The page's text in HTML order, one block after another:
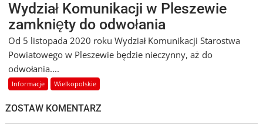
Wydział Komunikacji w Pleszewie
zamknięty do odwołania
Od 5 listopada 2020 roku Wydział Komunikacji Starostwa
Powiatowego w Pleszewie będzie nieczynny, aż do
odwołania....
Informacje Wielkopolskie
ZOSTAW KOMENTARZ